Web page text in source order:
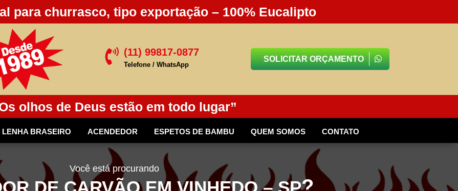
para churrasco, tipo exportação – 100% Eucalipto
 (11) 99817-0877
Telefone / WhatsApp
SOLICITAR ORÇAMENTO
olhos de Deus estão em todo lugar”
LENHA BRASEIRO ACENDEDOR ESPETOS DE BAMBU QUEM SOMOS CONTATO
Você está procurando